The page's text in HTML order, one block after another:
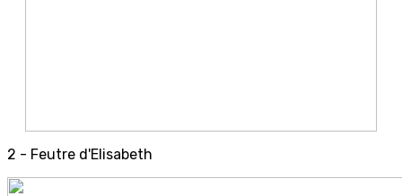
2 - Feutre d'Elisabeth